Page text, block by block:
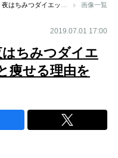
画像一覧
2019.07.01 17:00
ちみつダイエ
痩せる理由を